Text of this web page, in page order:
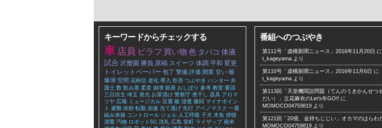
キーワードからチェックする
車 店員 ピラフ 買い物 色 タバコ 体液
試合 沢蟹園 勝負 原稿 スイーツ 体調 平和 変更
トイレットペーパー 包丁 警備 評価 開業 甘い 喉
爆弾 空間 花粉症 老化 導入 拒否 つぶやき ハンター 弁
護士 数 飲み屋 柔道 崩壊 銀座 おしぼり 参考 教室 要請
三日坊主 埼玉 発光 お茶漬け 警察庁 煮干し 器具 アロマ
ツヤ 広報 ミュージカル 豆腐 敵 浸透 撤回 マイナポイン
ト 避難.依頼 転勤 加速 当て逃げ 先行 アベノマスク 一着
組み体操 コントロール ジェル 人工呼吸 子犬 木魚 傍聴
測量 汚物 ロボット5G 洗礼 広島 室町 ライザップ 南米
番組へのつぶやき
第111号「虚構新聞ニュース」2016年11月20日 に
t_kageyama より
第110号「虚構新聞ニュース」2016年11月6日 に
t_kageyama より
第113回「天皇機関説問題（てんのうきかんせつ
だい）」立花麻衣のLet’s年GO!! に
MOMOCO04759819 より
第121回「20億、金持ちじじい」オカマのはらわ
MOMOCO04759819 より